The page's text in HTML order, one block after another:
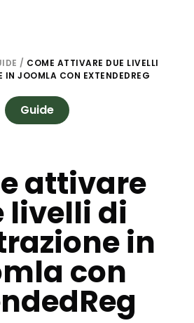
/ COME ATTIVARE DUE LIVELLI
IN JOOMLA CON EXTENDEDREG
Guide
attivare
livelli di
in
con